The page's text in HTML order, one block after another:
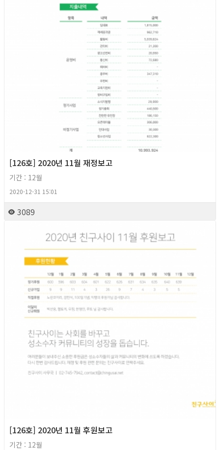
[126호] 2020년 11월 재정보고
기간 : 12월
2020-12-31 15:01
3089
[126호] 2020년 11월 후원보고
기간 : 12월